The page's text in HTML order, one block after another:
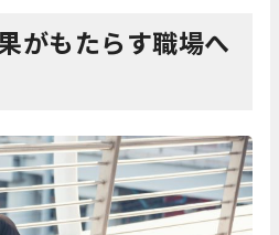
がもたらす職場へ